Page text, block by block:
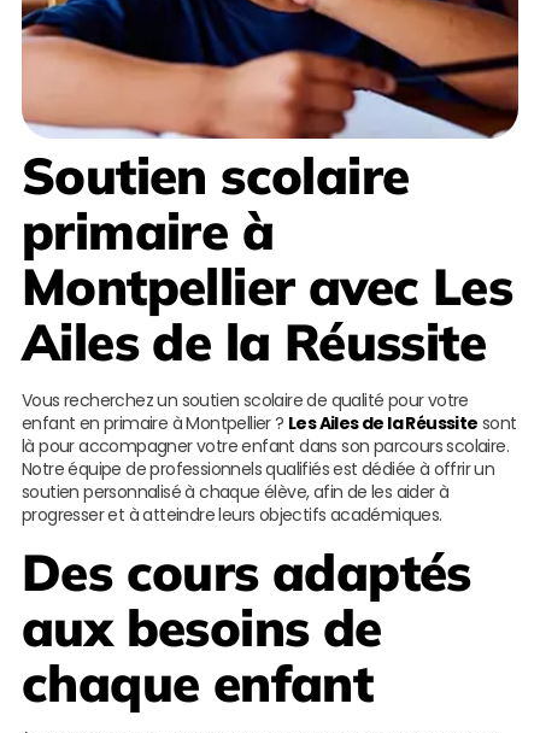
Soutien scolaire
primaire à
Montpellieravec Les
Ailes de la Réussite
Vous recherchez un soutien scolaire de qualité pour votre
enfant en primaire à Montpellier ? Les Ailes de la Réussite sont
là pour accompagner votre enfant dans son parcours scolaire.
Notre équipe de professionnels qualifiés est dédiée à offrir un
soutien personnalisé à chaque élève, afin de les aider à
progresser et à atteindre leurs objectifs académiques.
Des cours adaptés
aux besoins de
chaque enfant